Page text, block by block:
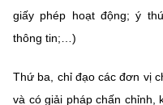
giấy phép hoạt động; ý
thông tin;…)
Thứ ba, chỉ đạo các đơn vị
và có giải pháp chấn chỉnh,